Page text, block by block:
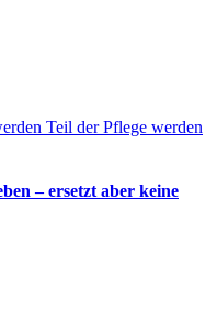
– ersetzt aber keine